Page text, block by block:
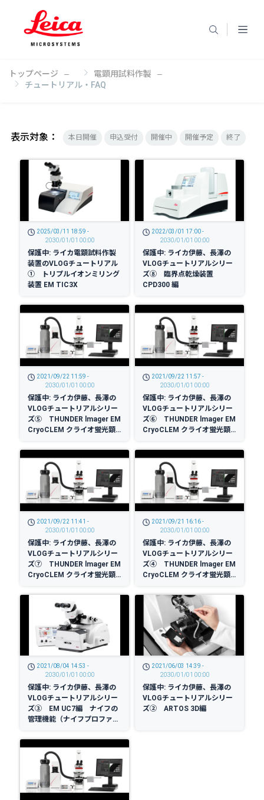
トップページ
電顕用試料作製
チュートリアル・FAQ
表示対象： 本日開催 申込受付 開催中 開催予定 終了
2025/03/11 18:59 -
2030/01/01 00:00
保護中: ライカ電顕試料作製
装置のVLOGチュートリアル
① トリプルイオンミリング
装置 EM TIC3X
2022/03/01 17:00 -
2030/01/01 00:00
保護中: ライカ伊藤、長澤の
VLOGチュートリアルシリー
ズ⑧ 臨界点乾燥装置
CPD300 編
2021/09/22 11:59 -
2030/01/01 00:00
保護中: ライカ伊藤、長澤の
VLOGチュートリアルシリー
ズ⑤ THUNDER lmager EM
CryoCLEM クライオ蛍光顕
2021/09/22 11:57 -
2030/01/01 00:00
保護中: ライカ伊藤、長澤の
VLOGチュートリアルシリー
ズ⑥ THUNDER lmager EM
CryoCLEM クライオ蛍光顕
語)
2021/09/22 11:41 -
2030/01/01 00:00
保護中: ライカ伊藤、長澤の
VLOGチュートリアルシリー
ズ⑦ THUNDER lmager EM
CryoCLEM クライオ蛍光顕
用： Navigator） (英語)
2021/09/21 16:16 -
2030/01/01 00:00
保護中: ライカ伊藤、長澤の
VLOGチュートリアルシリー
ズ④ THUNDER lmager EM
CryoCLEM クライオ蛍光顕
け）
2021/08/04 14:53 -
2030/01/01 00:00
保護中: ライカ伊藤、長澤の
VLOGチュートリアルシリー
ズ③ EM UC7編 ナイフの
管理機能（ナイフプロファイ
2021/06/03 14:39 -
2030/01/01 00:00
保護中: ライカ伊藤、長澤の
VLOGチュートリアルシリー
ズ② ARTOS 3D編